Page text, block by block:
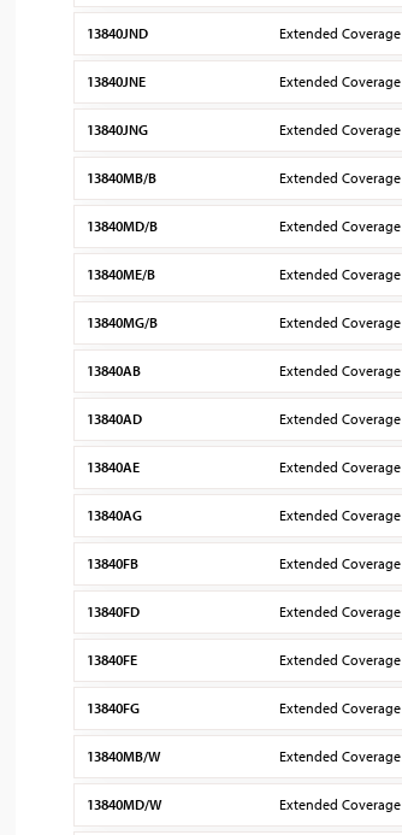
13840JND Extended Coverage
13840JNE Extended Coverage
13840JNG Extended Coverage
13840MB/B Extended Coverage
13840MD/B Extended Coverage
13840ME/B Extended Coverage
13840MG/B Extended Coverage
13840AB Extended Coverage
13840AD Extended Coverage
13840AE Extended Coverage
13840AG Extended Coverage
13840FB Extended Coverage
13840FD Extended Coverage
13840FE Extended Coverage
13840FG Extended Coverage
13840MB/W Extended Coverage
13840MD/W Extended Coverage